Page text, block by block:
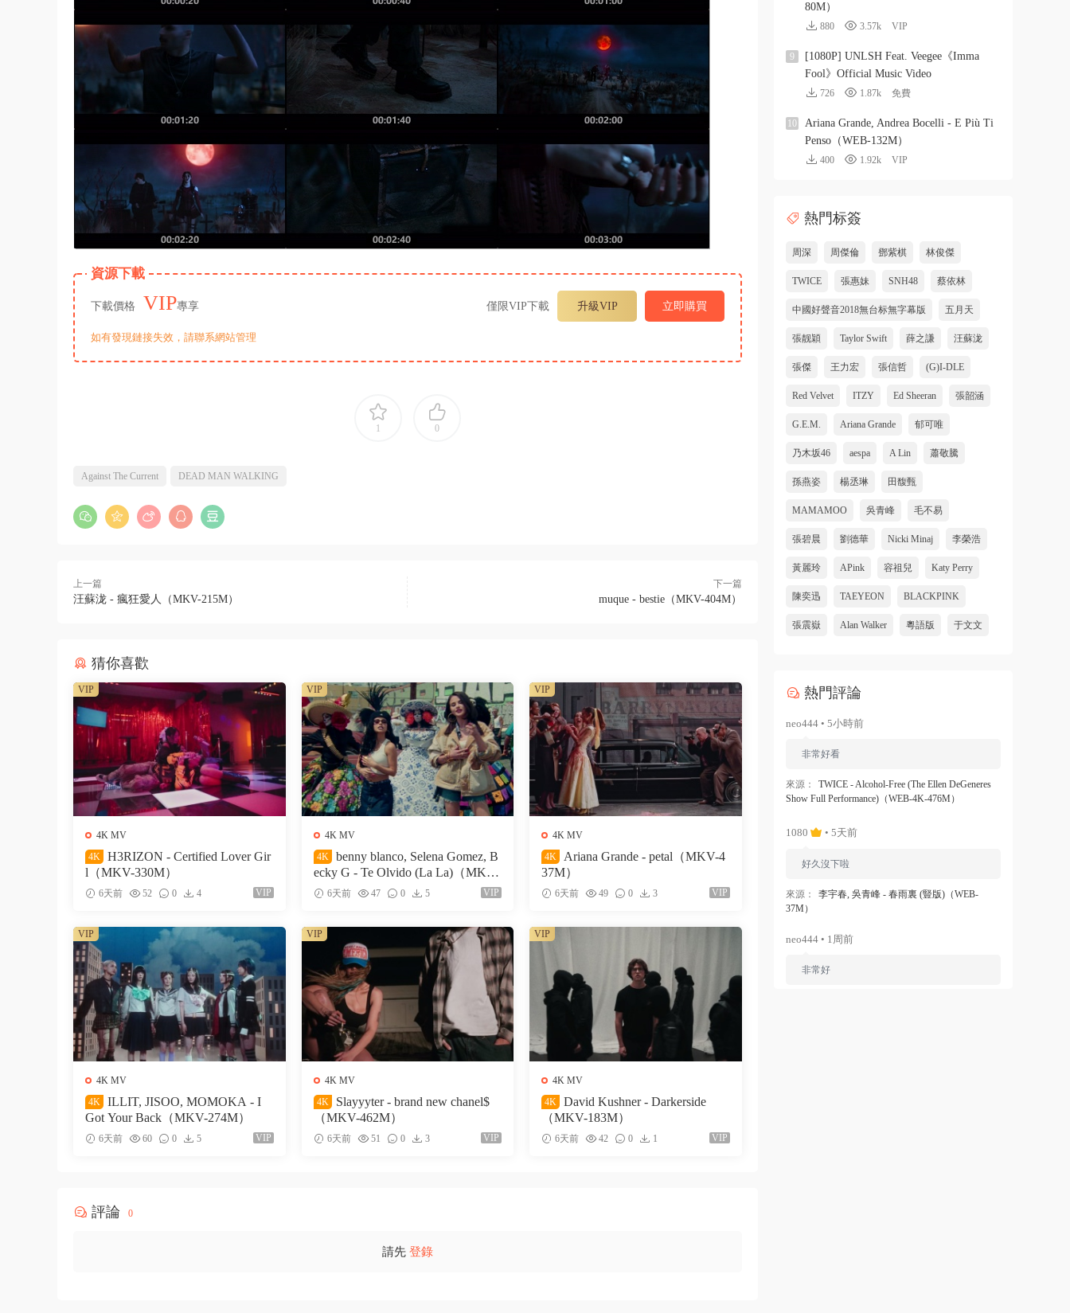
資源下載
下載價格 VIP專享 僅限VIP下載 升級VIP 立即購買
如有發現鏈接失效，請聯系網站管理
1 0
Against The Current DEAD MAN WALKING
上一篇
汪蘇泷 - 瘋狂愛人（MKV-215M）
下一篇
muque - bestie（MKV-404M）
猜你喜歡
4K MV
4K
H3RIZON - Certified Lover Gir
l（MKV-330M）
6天前 52 0 4 VIP
VIP
4K MV
4K
benny blanco, Selena Gomez, B
ecky G - Te Olvido (La La)（MKV-
327M）
6天前 47 0 5 VIP
VIP
4K MV
4K
Ariana Grande - petal（MKV-4
37M）
6天前 49 0 3 VIP
VIP
4K MV
4K
ILLIT, JISOO, MOMOKA - I
Got Your Back（MKV-274M）
6天前 60 0 5 VIP
VIP
4K MV
4K
Slayyyter - brand new chanel$
（MKV-462M）
6天前 51 0 3 VIP
VIP
4K MV
4K
David Kushner - Darkerside
（MKV-183M）
6天前 42 0 1 VIP
VIP
評論 0
請先 登錄
80M）
880 3.57k VIP
9
[1080P] UNLSH Feat. Veegee《Imma
Fool》Official Music Video
726 1.87k 免費
10
Ariana Grande, Andrea Bocelli - E Più Ti
Penso（WEB-132M）
400 1.92k VIP
熱門标簽
周深 周傑倫 鄧紫棋 林俊傑
TWICE 張惠妹 SNH48 蔡依林
中國好聲音2018無台标無字幕版 五月天
張靓穎 Taylor Swift 薛之謙 汪蘇泷
張傑 王力宏 張信哲 (G)I-DLE
Red Velvet ITZY Ed Sheeran 張韶涵
G.E.M. Ariana Grande 郁可唯
乃木坂46 aespa A Lin 蕭敬騰
孫燕姿 楊丞琳 田馥甄
MAMAMOO 吳青峰 毛不易
張碧晨 劉德華 Nicki Minaj 李榮浩
黃麗玲 APink 容祖兒 Katy Perry
陳奕迅 TAEYEON BLACKPINK
張震嶽 Alan Walker 粵語版 于文文
熱門評論
neo444 • 5小時前
非常好看
來源：
TWICE - Alcohol-Free (The Ellen DeGeneres
Show Full Performance)（WEB-4K-476M）
1080 • 5天前
好久沒下啦
來源：
李宇春, 吳青峰 - 春雨裏 (豎版)（WEB-
37M）
neo444 • 1周前
非常好